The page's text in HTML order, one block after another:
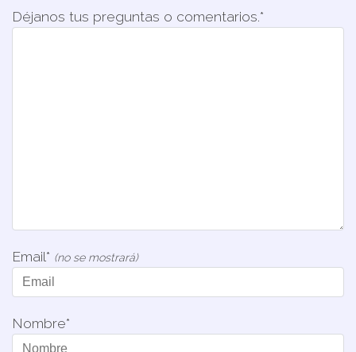
Déjanos tus preguntas o comentarios.*
Email* (no se mostrará)
Nombre*